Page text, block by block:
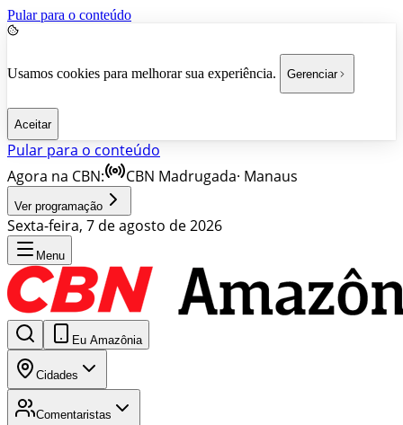
Pular para o conteúdo
Usamos cookies para melhorar sua experiência. Gerenciar
Aceitar
Pular para o conteúdo
Agora na CBN:
CBN Madrugada· Manaus
Ver programação
Sexta-feira, 7 de agosto de 2026
Menu
Eu Amazônia
Cidades
Comentaristas